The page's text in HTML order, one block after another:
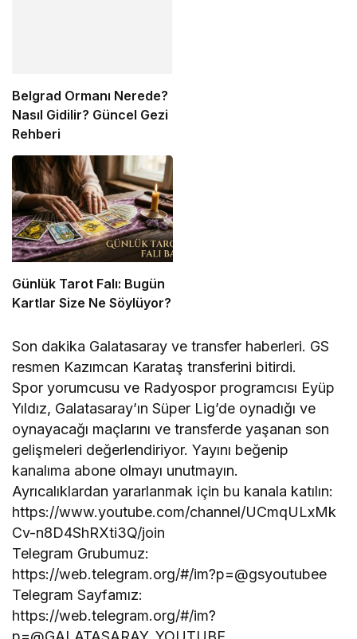
Belgrad Ormanı Nerede?
Nasıl Gidilir? Güncel Gezi
Rehberi
Günlük Tarot Falı: Bugün
Kartlar Size Ne Söylüyor?
Son dakika Galatasaray ve transfer haberleri. GS
resmen Kazımcan Karataş transferini bitirdi.
Spor yorumcusu ve Radyospor programcısı Eyüp
Yıldız, Galatasaray’ın Süper Lig’de oynadığı ve
oynayacağı maçlarını ve transferde yaşanan son
gelişmeleri değerlendiriyor. Yayını beğenip
kanalıma abone olmayı unutmayın.
Ayrıcalıklardan yararlanmak için bu kanala katılın:
https://www.youtube.com/channel/UCmqULxMk
Cv-n8D4ShRXti3Q/join
Telegram Grubumuz:
https://web.telegram.org/#/im?p=@gsyoutubee
Telegram Sayfamız:
https://web.telegram.org/#/im?